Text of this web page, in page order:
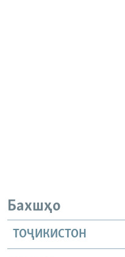
Бахшҳо
ТОҶИКИСТОН